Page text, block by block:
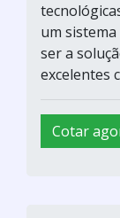
um
ser a
excelentes
Cotar